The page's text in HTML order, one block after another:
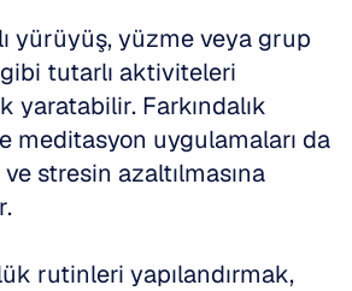
yürüyüş, yüzme veya grup
tutarlı aktiviteleri
yaratabilir. Farkındalık
meditasyon uygulamaları da
stresin azaltılmasına
rutinleri yapılandırmak,